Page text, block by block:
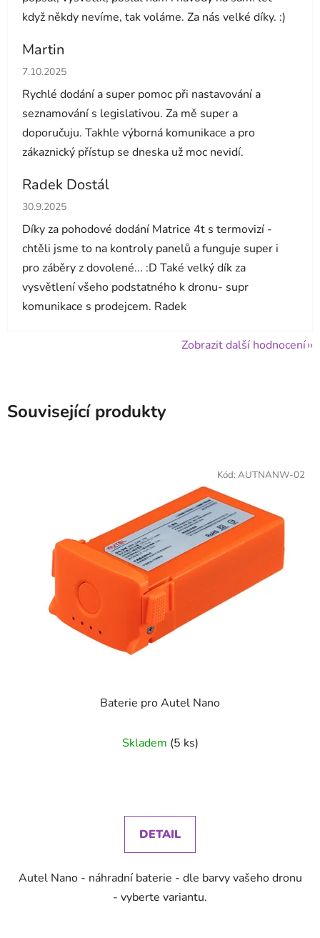
když někdy nevíme, tak voláme. Za nás velké díky. :)
Martin
Hodnocení obchodu je 5 z 5 hvězdiček.
7.10.2025
Rychlé dodání a super pomoc při nastavování a
seznamování s legislativou. Za mě super a
doporučuju. Takhle výborná komunikace a pro
zákaznický přístup se dneska už moc nevidí.
Radek Dostál
Hodnocení obchodu je 5 z 5 hvězdiček.
30.9.2025
Díky za pohodové dodání Matrice 4t s termovizí -
chtěli jsme to na kontroly panelů a funguje super i
pro záběry z dovolené... :D Také velký dík za
vysvětlení všeho podstatného k dronu- supr
komunikace s prodejcem. Radek
Zobrazit další hodnocení
Související produkty
Baterie pro Autel Nano
Skladem (5 ks)
DETAIL
Autel Nano - náhradní baterie - dle barvy vašeho dronu
- vyberte variantu.
Kód: AUTNANW-02